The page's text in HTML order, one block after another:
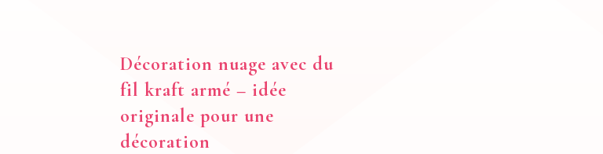
Décoration nuage avec du
fil kraft armé – idée
originale pour une
décoration